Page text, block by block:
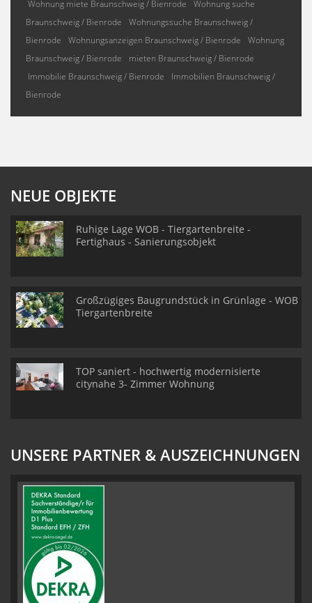
Wohnung miete Braunschweig / Bienrode
Wohnung suche
Braunschweig / Bienrode
Wohnungssuche Braunschweig /
Bienrode
Wohnungsanzeigen Braunschweig / Bienrode
Wohnung
Braunschweig / Bienrode
mieten Braunschweig / Bienrode
Immobilie Braunschweig / Bienrode
Immobilien Braunschweig /
Bienrode
NEUE OBJEKTE
Ruhige Lage WOB - Tiergartenbreite -
Fertighaus - Sanierungsobjekt
Großzügiges Baugrundstück in Grünlage - WOB
Tiergartenbreite
TOP saniert - hochwertig modernisierte
citynahe 3- Zimmer Wohnung
UNSERE PARTNER & AUSZEICHNUNGEN